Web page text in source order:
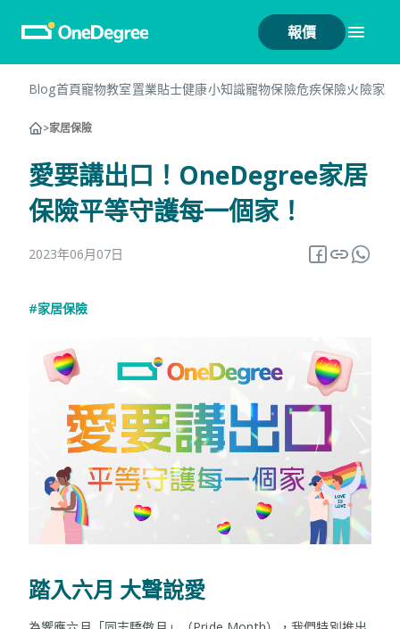
報價
Blog首頁寵物教室置業貼士健康小知識寵物保險危疾保險火險家
>家居保險
愛要講出口！OneDegree家居
保險平等守護每一個家！
2023年06月07日
#家居保險
踏入六月 大聲說愛